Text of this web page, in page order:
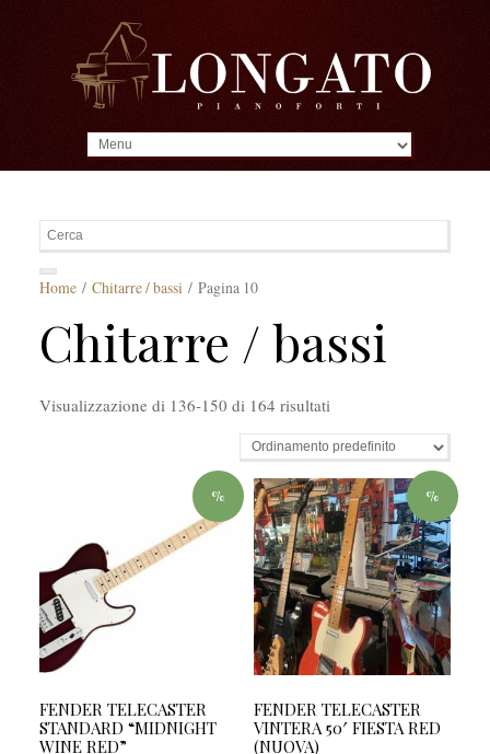
Home/ Chitarre / bassi / Pagina 10
Chitarre / bassi
Visualizzazione di 136-150 di 164 risultati
%
FENDER TELECASTER
STANDARD “MIDNIGHT
WINE RED”
%
FENDER TELECASTER
VINTERA 50′ FIESTA RED
(NUOVA)